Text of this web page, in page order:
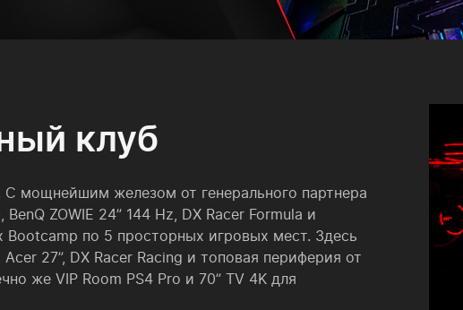
клуб
мощнейшим железом от генерального партнера
ZOWIE 24” 144 Hz, DX Racer Formula и
Bootcamp по 5 просторных игровых мест. Здесь
27”, DX Racer Racing и топовая периферия от
же VIP Room PS4 Pro и 70” TV 4K для